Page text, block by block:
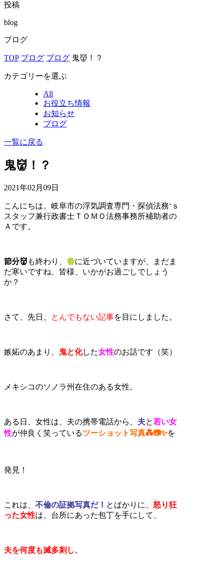
投稿
blog
ブログ
TOP ブログ ブログ 鬼👹！？
カテゴリーを選ぶ
All
お役立ち情報
お知らせ
ブログ
一覧に戻る
鬼👹！？
2021年02月09日
こんにちは。岐阜市の浮気調査専門・探偵法務‘ｓ
スタッフ兼行政書士ＴＯＭＯ法務事務所補助者の
Ａです。
節分👹 も終わり、 春に近づいていますが、まだま
だ寒いですね、皆様、いかがお過ごしでしょう
か？
さて、先日、 とんでもない記事を目にしました。
嫉妬のあまり、 鬼と化した女性のお話です（笑）
メキシコのソノラ州在住のある女性。
ある日、女性は、夫の携帯電話から、 夫と若い女
性が仲良く笑っているツーショット写真💑📷✨を
発見！
これは、 不倫の証拠写真だ！ とばかりに、 怒り狂
った女性は、台所にあった包丁を手にして、
夫を何度も滅多刺し 。